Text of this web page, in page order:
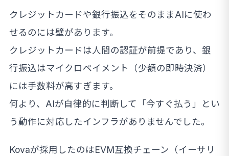
クレジットカードや銀行振込をそのままAIに使わ
せるのには壁があります。
クレジットカードは人間の認証が前提であり、銀
行振込はマイクロペイメント（少額の即時決済）
には手数料が高すぎます。
何より、AIが自律的に判断して「今すぐ払う」とい
う動作に対応したインフラがありませんでした。
Kovaが採用したのはEVM互換チェーン（イーサリ